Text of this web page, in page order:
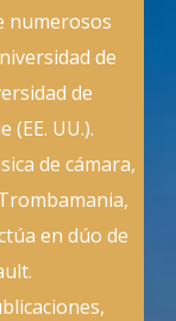
numerosos
de
de
UU.).
de cámara,
en dúo de